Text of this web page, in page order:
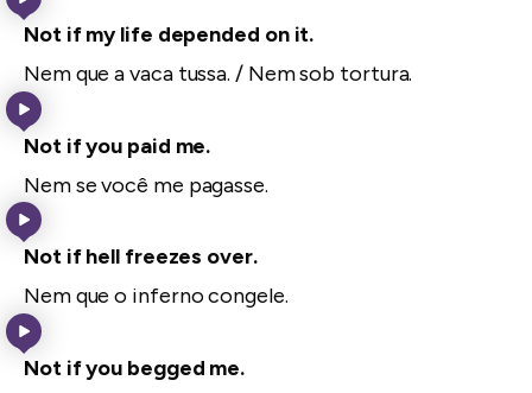
Not if my life depended on it.
Nem que a vaca tussa. / Nem sob tortura.
Not if you paid me.
Nem se você me pagasse.
Not if hell freezes over.
Nem que o inferno congele.
Not if you begged me.